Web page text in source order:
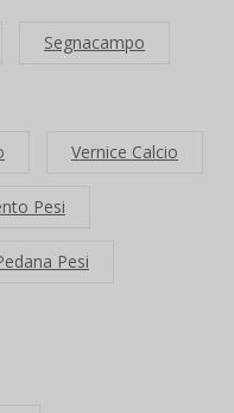
Segnacampo
Vernice Calcio
Pesi
Pesi